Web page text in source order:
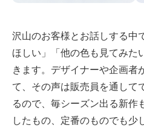
沢山のお客様とお話しする中
ほしい」「他の色も見てみた
きます。デザイナーや企画者
て、その声は販売員を通して
るので、毎シーズン出る新作
したもの、定番のものでも少